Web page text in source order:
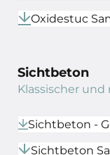
Oxidestuc
Sichtbeton
Klassischer
Sichtbeton